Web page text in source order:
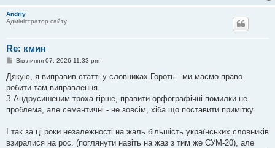
Andriy
Адміністратор сайту
Re: кмин
П
в
д
о
л
н
я
Вів липня 07, 2026 11:33 pm
Дякую, я виправив статті у словниках Гороть - ми маємо право
робити там виправлення.
З Андрусишеним троха гірше, правити орфографічні помилки не
проблема, але семантичні - не зовсім, хіба що поставити примітку.
І так за ці роки незалежності на жаль більшість українських словників
взиралися на рос. (поглянути навіть на жаз з тим же СУМ-20), але